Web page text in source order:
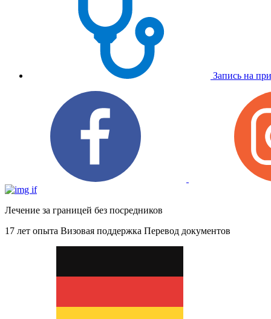
Запись на
Лечение за границей без посредников
17 лет опыта Визовая поддержка Перевод документов